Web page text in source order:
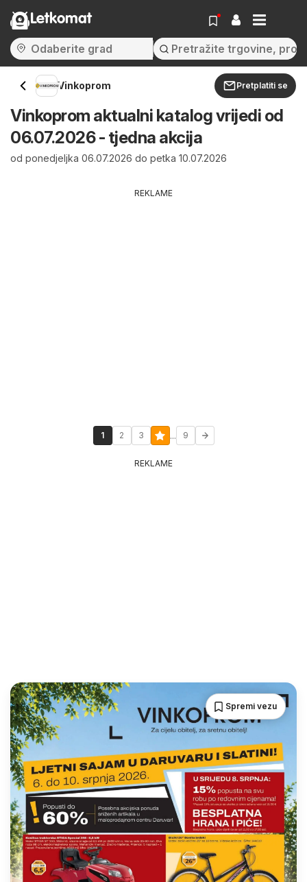
Letkomat
Vinkoprom Pretplatiti se
Vinkoprom aktualni katalog vrijedi od
06.07.2026 - tjedna akcija
od ponedjeljka 06.07.2026 do petka 10.07.2026
REKLAME
1 2 3 ... 9
REKLAME
Spremi vezu